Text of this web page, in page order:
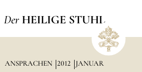
Der HEILIGE STUHL
ANSPRACHEN 2012 JANUAR